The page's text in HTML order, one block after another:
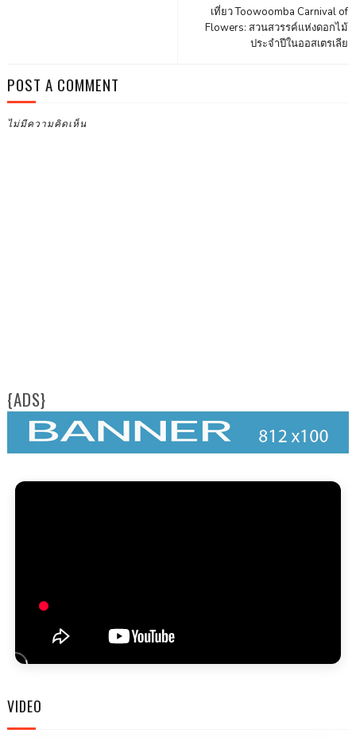
เที่ยว Toowoomba Carnival of
Flowers: สวนสวรรค์แห่งดอกไม้
ประจำปีในออสเตรเลีย
POST A COMMENT
ไม่มีความคิดเห็น
{ADS}
VIDEO